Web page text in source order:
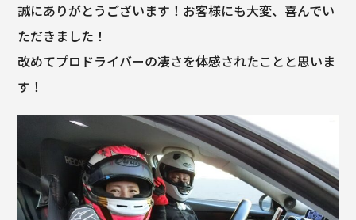
誠にありがとうございます！お客様にも大変、喜んでい
ただきました！
改めてプロドライバーの凄さを体感されたことと思いま
す！